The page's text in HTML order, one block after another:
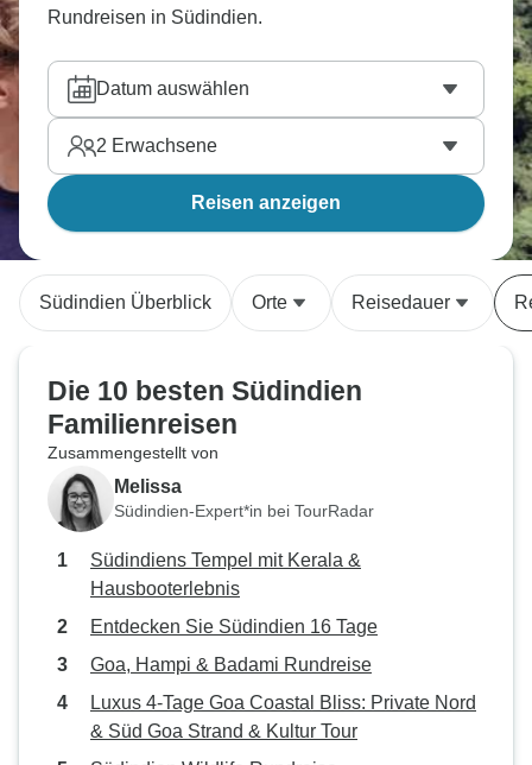
Rundreisen in Südindien.
Datum auswählen
2 Erwachsene
Reisen anzeigen
Südindien Überblick Orte Reisedauer
Die 10 besten Südindien
Familienreisen
Zusammengestellt von
Melissa
Südindien-Expert*in bei TourRadar
Südindiens Tempel mit Kerala &
Hausbooterlebnis
Entdecken Sie Südindien 16 Tage
Goa, Hampi & Badami Rundreise
Luxus 4-Tage Goa Coastal Bliss: Private Nord
& Süd Goa Strand & Kultur Tour